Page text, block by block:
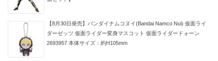
【8月30日発売】バンダイナムコヌイ(Bandai Namco Nui) 仮面ライ
ダーゼッツ 仮面ライダー変身マスコット 仮面ライダードォーン
2693957 本体サイズ：約H105mm